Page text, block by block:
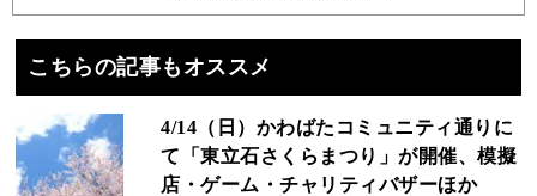
こちらの記事もオススメ
4/14（日）かわばたコミュニティ通りに
て「東立石さくらまつり」が開催、模擬
店・ゲーム・チャリティバザーほか